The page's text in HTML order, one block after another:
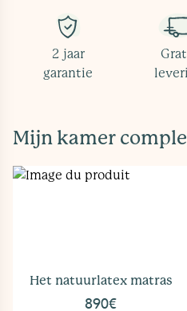
2 jaar
garantie
Mijn kamer
Het natuurlatex matras
890€